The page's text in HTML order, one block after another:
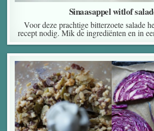
Sinaasappel witlof
Voor deze prachtige bitterzoete salade
recept nodig. Mik de ingrediënten en in